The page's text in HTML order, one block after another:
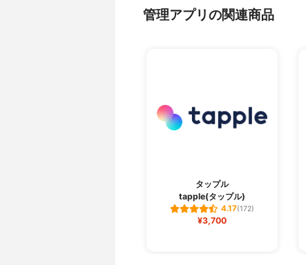
管理アプリの関連商品
タップル
tapple(タップル)
4.17(172)
¥3,700